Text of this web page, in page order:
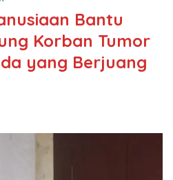
Bantu
Korban Tumor
yang Berjuang